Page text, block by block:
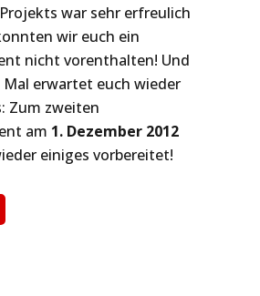
war sehr erfreulich
wir euch ein
nicht vorenthalten! Und
Mal erwartet euch wieder
Zum zweiten
am 1. Dezember 2012
einiges vorbereitet!